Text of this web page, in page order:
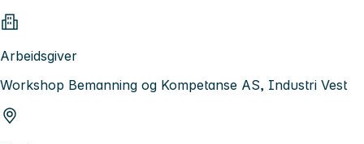
Arbeidsgiver
Workshop Bemanning og Kompetanse AS, Industri Vest